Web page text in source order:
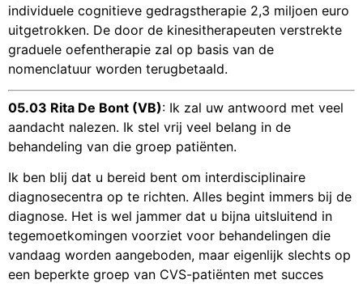
individuele cognitieve gedragstherapie 2,3 miljoen euro
uitgetrokken. De door de kinesitherapeuten verstrekte
graduele oefentherapie zal op basis van de
nomenclatuur worden terugbetaald.
05.03 Rita De Bont (VB): Ik zal uw antwoord met veel
aandacht nalezen. Ik stel vrij veel belang in de
behandeling van die groep patiënten.
Ik ben blij dat u bereid bent om interdisciplinaire
diagnosecentra op te richten. Alles begint immers bij de
diagnose. Het is wel jammer dat u bijna uitsluitend in
tegemoetkomingen voorziet voor behandelingen die
vandaag worden aangeboden, maar eigenlijk slechts op
een beperkte groep van CVS-patiënten met succes